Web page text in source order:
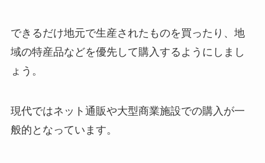
できるだけ地元で生産されたものを買ったり、地
域の特産品などを優先して購入するようにしまし
ょう。
現代ではネット通販や大型商業施設での購入が一
般的となっています。